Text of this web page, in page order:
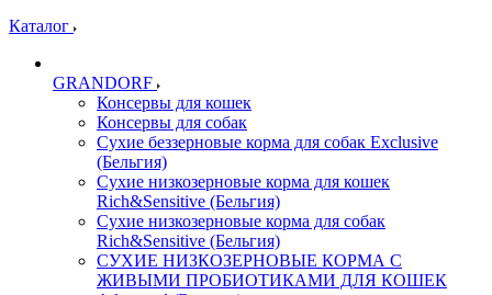
Каталог
GRANDORF
Консервы для кошек
Консервы для собак
Сухие беззерновые корма для собак Exclusive
(Бельгия)
Сухие низкозерновые корма для кошек
Rich&Sensitive (Бельгия)
Сухие низкозерновые корма для собак
Rich&Sensitive (Бельгия)
СУХИЕ НИЗКОЗЕРНОВЫЕ КОРМА С
ЖИВЫМИ ПРОБИОТИКАМИ ДЛЯ КОШЕК